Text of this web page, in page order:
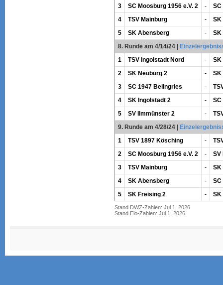
3
SC Moosburg 1956 e.V. 2 -
SC
4
TSV Mainburg -
SK
5
SK Abensberg -
SK
8. Runde am 4/14/24|
1
TSV Ingolstadt Nord -
SK
2
SK Neuburg 2 -
SK
3
SC 1947 Beilngries -
4
SK Ingolstadt 2 -
SC
5
SV Ilmmünster 2 -
9. Runde am 4/28/24|
1
TSV 1897 Kösching -
2
SC Moosburg 1956 e.V. 2 -
SV
3
TSV Mainburg -
SK
4
SK Abensberg -
SC
5
SK Freising 2 - SK
Stand DWZ-Zahlen: Jul 1, 2026
Stand Elo-Zahlen: Jul 1, 2026